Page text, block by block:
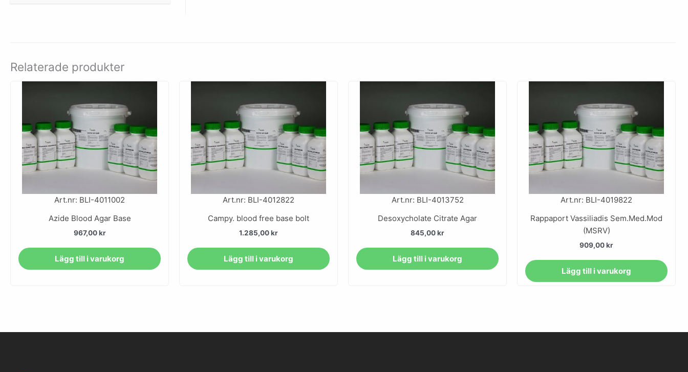
Relaterade produkter
Art.nr: BLI-4011002
Azide Blood Agar Base
967,00kr
Lägg till i varukorg
Art.nr: BLI-4012822
Campy. blood free base bolt
1.285,00kr
Lägg till i varukorg
Art.nr: BLI-4013752
Desoxycholate Citrate Agar
845,00kr
Lägg till i varukorg
Art.nr: BLI-4019822
Rappaport Vassiliadis Sem.Med.Mod
(MSRV)
909,00kr
Lägg till i varukorg